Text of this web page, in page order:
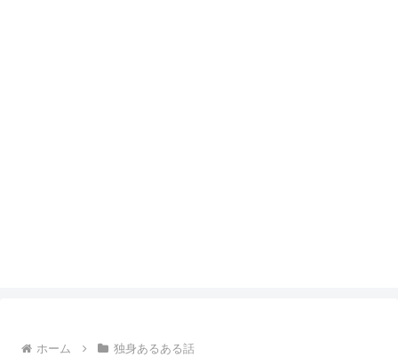
ホーム 独身あるある話